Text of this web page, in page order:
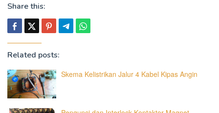
Share this:
Related posts:
Skema Kelistrikan Jalur 4 Kabel Kipas Angin